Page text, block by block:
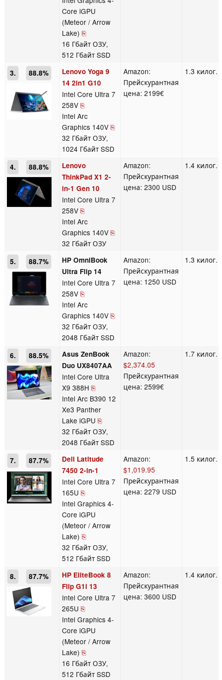
Core iGPU
(Meteor / Arrow
Lake) ⎘
16 Гбайт ОЗУ,
512 Гбайт SSD
3. 88.8%
Lenovo Yoga 9
14 2in1 G10
Intel Core Ultra 7
258V ⎘
Intel Arc
Graphics 140V ⎘
32 Гбайт ОЗУ,
1024 Гбайт SSD
Amazon:
Прейскурантная
цена: 2199€
1.3 килог.
4. 88.8%
Lenovo
ThinkPad X1 2-
in-1 Gen 10
Intel Core Ultra 7
258V ⎘
Intel Arc
Graphics 140V ⎘
32 Гбайт ОЗУ
Amazon:
Прейскурантная
цена: 2300 USD
1.4 килог.
5. 88.7%
HP OmniBook
Ultra Flip 14
Intel Core Ultra 7
258V ⎘
Intel Arc
Graphics 140V ⎘
32 Гбайт ОЗУ,
2048 Гбайт SSD
Amazon:
Прейскурантная
цена: 1250 USD
1.3 килог.
6. 88.5%
Asus ZenBook
Duo UX8407AA
Intel Core Ultra
X9 388H ⎘
Intel Arc B390 12
Xe3 Panther
Lake iGPU ⎘
32 Гбайт ОЗУ,
2048 Гбайт SSD
Amazon:
$2,374.05
Прейскурантная
цена: 2599€
1.7 килог.
7. 87.7%
Dell Latitude
7450 2-in-1
Intel Core Ultra 7
165U ⎘
Intel Graphics 4-
Core iGPU
(Meteor / Arrow
Lake) ⎘
32 Гбайт ОЗУ,
512 Гбайт SSD
Amazon:
$1,019.95
Прейскурантная
цена: 2279 USD
1.5 килог.
8. 87.7%
HP EliteBook 8
Flip G1i 13
Intel Core Ultra 7
265U ⎘
Intel Graphics 4-
Core iGPU
(Meteor / Arrow
Lake) ⎘
16 Гбайт ОЗУ,
512 Гбайт SSD
Amazon:
Прейскурантная
цена: 3600 USD
1.4 килог.